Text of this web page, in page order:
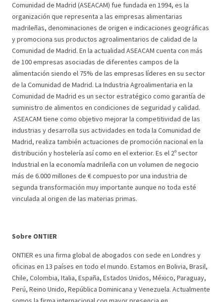
Comunidad de Madrid (ASEACAM) fue fundada en 1994, es la
organización que representa a las empresas alimentarias
madrileñas, denominaciones de origen e indicaciones geográficas
y promociona sus productos agroalimentarios de calidad de la
Comunidad de Madrid. En la actualidad ASEACAM cuenta con más
de 100 empresas asociadas de diferentes campos de la
alimentación siendo el 75% de las empresas líderes en su sector
de la Comunidad de Madrid. La Industria Agroalimentaria en la
Comunidad de Madrid es un sector estratégico como garantía de
suministro de alimentos en condiciones de seguridad y calidad.
ASEACAM tiene como objetivo mejorar la competitividad de las
industrias y desarrolla sus actividades en toda la Comunidad de
Madrid, realiza también actuaciones de promoción nacional en la
distribución y hostelería así como en el exterior. Es el 2º sector
Industrial en la economía madrileña con un volumen de negocio
más de 6.000 millones de € compuesto por una industria de
segunda transformación muy importante aunque no toda esté
vinculada al origen de las materias primas.
Sobre ONTIER
ONTIER es una firma global de abogados con sede en Londres y
oficinas en 13 países en todo el mundo. Estamos en Bolivia, Brasil,
Chile, Colombia, Italia, España, Estados Unidos, México, Paraguay,
Perú, Reino Unido, República Dominicana y Venezuela. Actualmente